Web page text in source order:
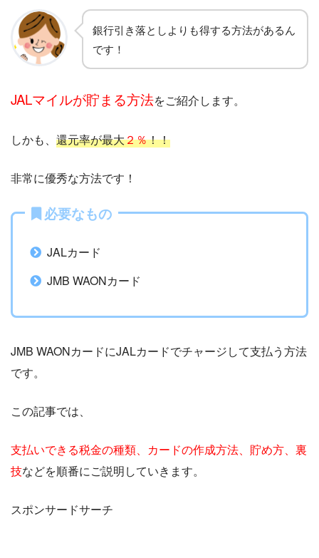
銀行引き落としよりも得する方法があるん
です！
JALマイルが貯まる方法をご紹介します。
しかも、 還元率が最大２％！！
非常に優秀な方法です！
必要なもの
JALカード
JMB WAONカード
JMB WAONカードにJALカードでチャージして支払う方法
です。
この記事では、
支払いできる税金の種類、カードの作成方法、貯め方、裏
技などを順番にご説明していきます。
スポンサードサーチ